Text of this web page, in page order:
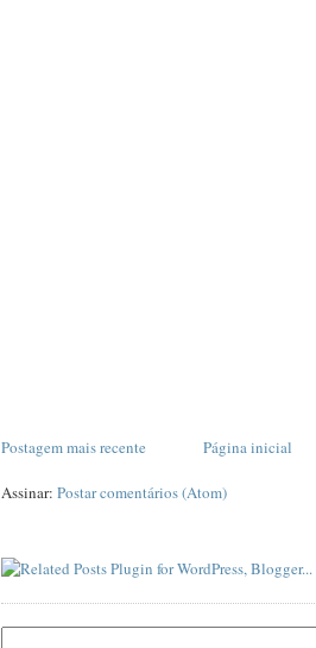
Postagem mais recente Página inicial
Assinar: Postar comentários (Atom)